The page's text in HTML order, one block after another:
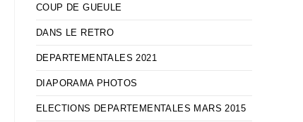
COUP DE GUEULE
DANS LE RETRO
DEPARTEMENTALES 2021
DIAPORAMA PHOTOS
ELECTIONS DEPARTEMENTALES MARS 2015